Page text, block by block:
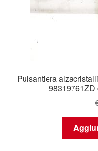
Pulsantiera
98319761ZD